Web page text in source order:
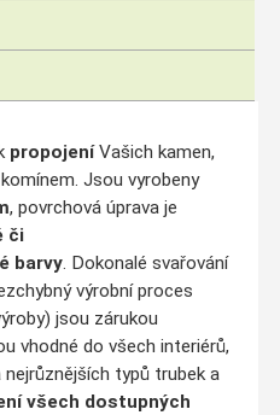
propojeníVašich kamen,
Jsou vyrobeny
, povrchová úprava je
či
barvy. Dokonalé svařování
výrobní proces
jsou zárukou
vhodné do všech interiérů,
typů trubek a
všech dostupných